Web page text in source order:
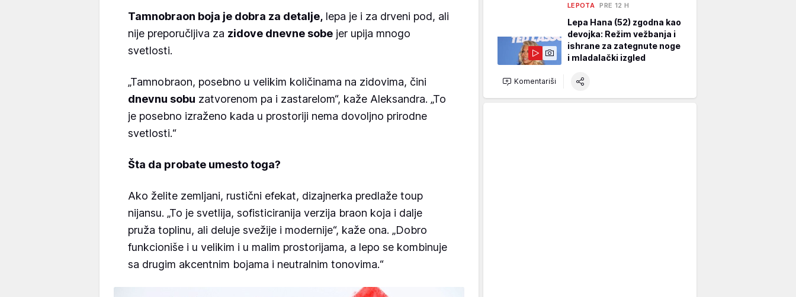
Tamnobraon boja je dobra za detalje, lepa je i za drveni pod, ali
nije preporučljiva za zidove dnevne sobe jer upija mnogo
svetlosti.
„Tamnobraon, posebno u velikim količinama na zidovima, čini
dnevnu sobu zatvorenom pa i zastarelom“, kaže Aleksandra. „To
je posebno izraženo kada u prostoriji nema dovoljno prirodne
svetlosti.“
Šta da probate umesto toga?
Ako želite zemljani, rustični efekat, dizajnerka predlaže toup
nijansu. „To je svetlija, sofisticiranija verzija braon koja i dalje
pruža toplinu, ali deluje svežije i modernije“, kaže ona. „Dobro
funkcioniše i u velikim i u malim prostorijama, a lepo se kombinuje
sa drugim akcentnim bojama i neutralnim tonovima.“
LEPOTA PRE 12 H
Lepa Hana (52) zgodna kao
devojka: Režim vežbanja i
ishrane za zategnute noge
i mladalački izgled
Komentariši